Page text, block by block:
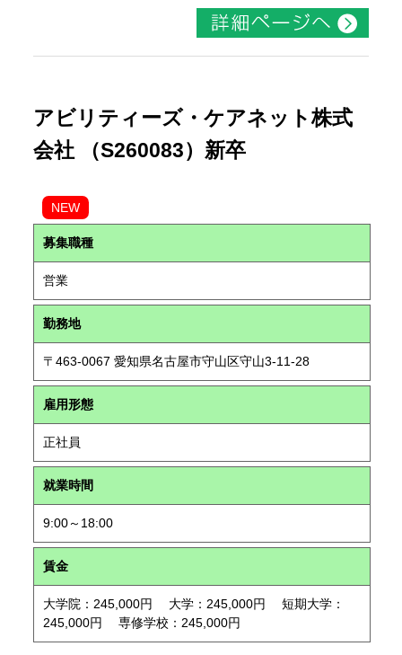
アビリティーズ・ケアネット株式
会社 （S260083）新卒
NEW
募集職種
営業
勤務地
〒463-0067 愛知県名古屋市守山区守山3-11-28
雇用形態
正社員
就業時間
9:00～18:00
賃金
大学院：245,000円 大学：245,000円 短期大学：
245,000円 専修学校：245,000円